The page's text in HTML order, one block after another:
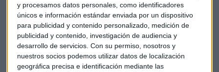
y procesamos datos personales, como identificadores
únicos e información estándar enviada por un dispositivo
para publicidad y contenido personalizado, medición de
publicidad y contenido, investigación de audiencia y
desarrollo de servicios. Con su permiso, nosotros y
nuestros socios podemos utilizar datos de localización
geográfica precisa e identificación mediante las
La semana pasada, el Ejecutivo central impuso mayores
condiciones a Cataluña que al resto de regiones para recibir
estos fondos, con el objetivo de impedir que se destinase
"ningún euro hacia veleidades independentistas".
[ID:nL8N13F2NH]